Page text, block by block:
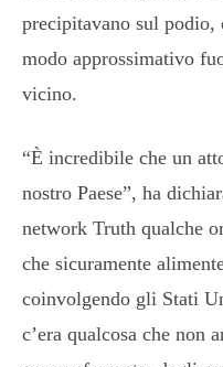
precipitavano sul podio,
modo approssimativo
vicino.
“È incredibile che un
nostro Paese”, ha
network Truth qualche
che sicuramente
coinvolgendo gli Stati
c’era qualcosa che non